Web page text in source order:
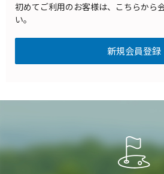
初めてご利用のお客様は、こちらから
い。